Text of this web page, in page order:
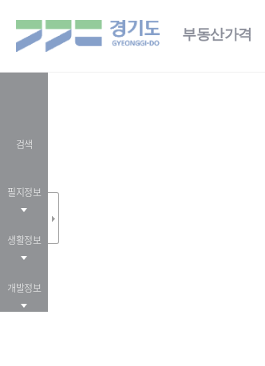
부동산가격
검색
필지정보
생활정보
개발정보